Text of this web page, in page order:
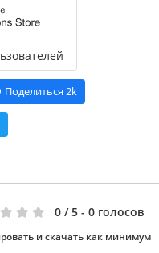
Поделиться 2k
0 / 5 - 0 голосов
и скачать как минимум